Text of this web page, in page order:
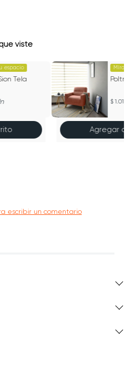
viste
espacio
Tela
Agregar
escribir un comentario